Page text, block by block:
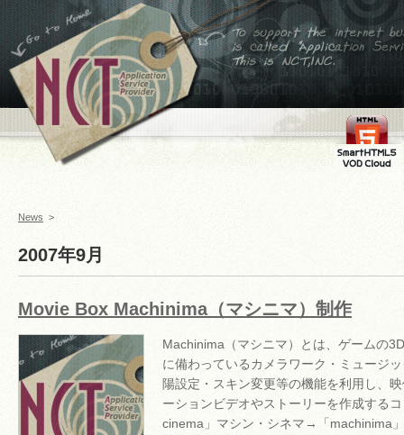
←ホームへ
To support the internet
business,is called
Application Service
Provider This is
NCT,INC.
VOD Cloud
News >
2007年9月
Movie Box Machinima（マシニマ）制作
Machinima（マシニマ）とは、ゲームの
に備わっているカメラワーク・ミュージ
陽設定・スキン変更等の機能を利用し、
ーションビデオやストーリーを作成する
cinema」マシン・シネマ→「machinima